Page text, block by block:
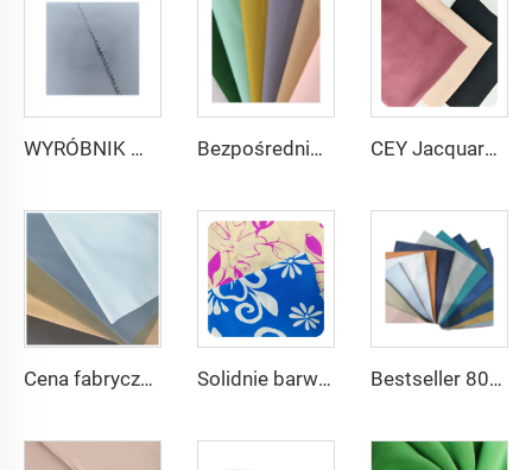
WYRÓBNIK mikrofibrowej tkaniny dla mężczyzn z wirującego poliestru tkanina toyobo koszula arabski thobe Bezpośrednio z fabryki Poliester Gabardyna Tkanina/Twill Gabardyna Dla uniformów roboczych CEY Jacquard tanie ceny wysoka jakość dla odzieży 100% POLIESTER
Cena fabryczna TC 65/35 tkanina twillowa na spodnie, 65% poliestru i 35% bawełny, blend dla męskich chinosów, uniformów pielęgniarskich i tkanin roboczych Solidnie barwiony i drukowany krep poliestrowy o przepływie powietrza, 150gsm, dla kobiet tkanina CEY Bestseller 80% poliestru 20% wiskosowego jedwabiu TR tkanina na męskie garnitury